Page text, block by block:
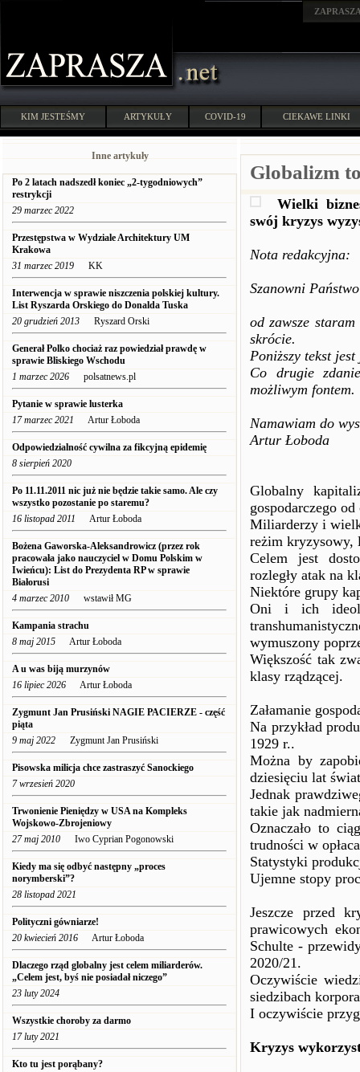
KIM JESTEŚMY ARTYKUŁY COVID-19 CIEKAWE LINKI
Inne artykuły
Po 2 latach nadszedł koniec „2-tygodniowych”
restrykcji
29 marzec 2022
Przestępstwa w Wydziale Architektury UM
Krakowa
31 marzec 2019 KK
Interwencja w sprawie niszczenia polskiej kultury.
List Ryszarda Orskiego do Donalda Tuska
20 grudzień 2013 Ryszard Orski
Generał Polko chociaż raz powiedział prawdę w
sprawie Bliskiego Wschodu
1 marzec 2026 polsatnews.pl
Pytanie w sprawie lusterka
17 marzec 2021 Artur Łoboda
Odpowiedzialność cywilna za fikcyjną epidemię
8 sierpień 2020
Po 11.11.2011 nic już nie będzie takie samo. Ale czy
wszystko pozostanie po staremu?
16 listopad 2011 Artur Łoboda
Bożena Gaworska-Aleksandrowicz (przez rok
pracowała jako nauczyciel w Domu Polskim w
Iwieńcu): List do Prezydenta RP w sprawie
Białorusi
4 marzec 2010 wstawił MG
Kampania strachu
8 maj 2015 Artur Łoboda
A u was biją murzynów
16 lipiec 2026 Artur Łoboda
Zygmunt Jan Prusiński NAGIE PACIERZE - część
piąta
9 maj 2022 Zygmunt Jan Prusiński
Pisowska milicja chce zastraszyć Sanockiego
7 wrzesień 2020
Trwonienie Pieniędzy w USA na Kompleks
Wojskowo-Zbrojeniowy
27 maj 2010 Iwo Cyprian Pogonowski
Kiedy ma się odbyć następny „proces
norymberski”?
28 listopad 2021
Polityczni gówniarze!
20 kwiecień 2016 Artur Łoboda
Dlaczego rząd globalny jest celem miliarderów.
„Celem jest, byś nie posiadał niczego”
23 luty 2024
Wszystkie choroby za darmo
17 luty 2021
Kto tu jest porąbany?
Globalizm
Wielki
swój kryzys
Nota redakcyjna:
Szanowni Państwo
od zawsze
skrócie.
Poniższy tekst
Co drugie
możliwym fontem.
Namawiam do
Artur Łoboda
Globalny
gospodarczego
Miliarderzy i
reżim kryzysowy,
Celem jest
rozległy atak na
Niektóre grupy
Oni i ich
wymuszony
Większość tak
klasy rządzącej.
Załamanie
Na przykład
1929 r..
Można by
dziesięciu lat
Jednak
takie jak
Oznaczało to
trudności w
Statystyki
Ujemne stopy
Jeszcze przed
prawicowych
Schulte -
2020/21.
Oczywiście
siedzibach
I oczywiście
Kryzys